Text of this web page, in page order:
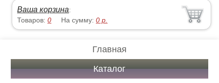
Ваша корзина:
Товаров:0 На сумму:0 р.
Главная
Каталог